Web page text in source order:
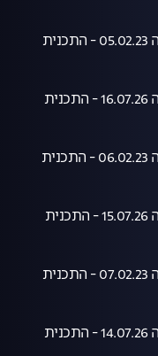
אזור בחירה 05.02.23 - התכנית
אזור בחירה 16.07.26 - התכנית
אזור בחירה 06.02.23 - התכנית
אזור בחירה 15.07.26 - התכנית
אזור בחירה 07.02.23 - התכנית
אזור בחירה 14.07.26 - התכנית